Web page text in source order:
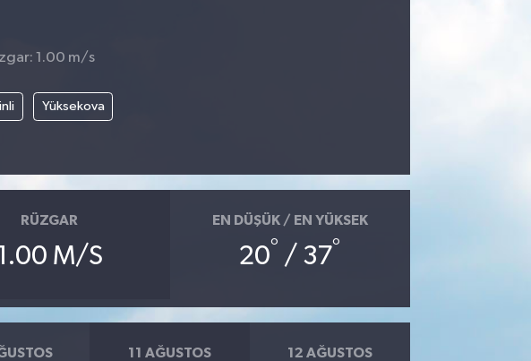
1.00 m/s
Yüksekova
RÜZGAR
M/S
EN DÜŞÜK / EN YÜKSEK
20° / 37°
11 AĞUSTOS 12 AĞUSTOS